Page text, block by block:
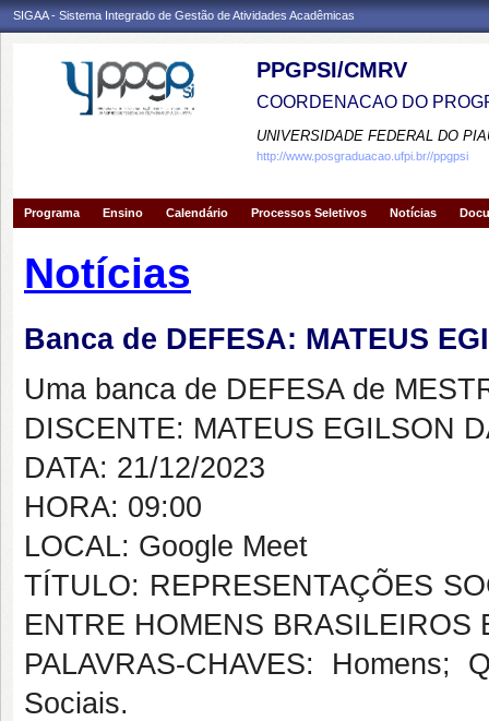
SIGAA - Sistema Integrado de Gestão de Atividades Acadêmicas
PPGPSI/CMRV
COORDENACAO DO
UNIVERSIDADE FEDERAL DO
http://www.posgraduacao.ufpi.br//ppgpsi
Programa Ensino Calendário Processos Seletivos Notícias
Notícias
Banca de DEFESA: MATEUS
Uma banca de DEFESA de
DISCENTE: MATEUS EGILSON
DATA: 21/12/2023
HORA: 09:00
LOCAL: Google Meet
TÍTULO: REPRESENTAÇÕES
ENTRE HOMENS BRASILEIROS
PALAVRAS-CHAVES: Homens;
Sociais.